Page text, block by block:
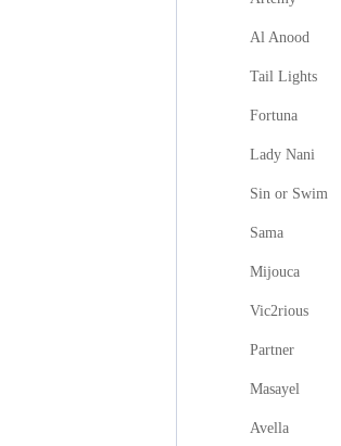
Al Anood
Tail Lights
Fortuna
Lady Nani
Sin or Swim
Sama
Mijouca
Vic2rious
Partner
Masayel
Avella